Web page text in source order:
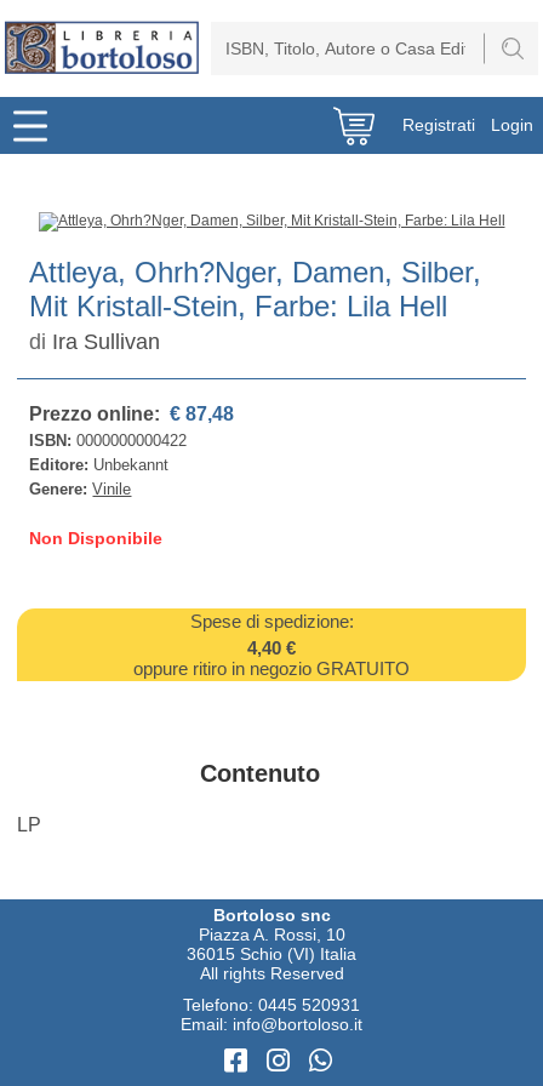
Registrati Login
Attleya, Ohrh?Nger, Damen, Silber,
Mit Kristall-Stein, Farbe: Lila Hell
di Ira Sullivan
Prezzo online: € 87,48
ISBN:0000000000422
Editore: Unbekannt
Genere:Vinile
Non Disponibile
Spese di spedizione:
4,40 €
oppure ritiro in negozio GRATUITO
Contenuto
LP
Bortoloso snc
Piazza A. Rossi, 10
36015 Schio (VI) Italia
All rights Reserved
Telefono: 0445 520931
Email: info@bortoloso.it